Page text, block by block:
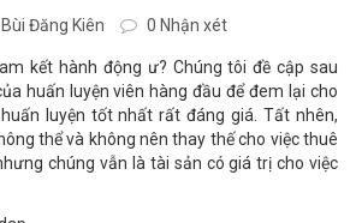
Bùi Đăng Kiên 0 Nhận xét
kết hành động ư? Chúng tôi đề cập sau
huấn luyện viên hàng đầu để đem lại cho
luyện tốt nhất rất đáng giá. Tất nhên,
thể và không nên thay thế cho việc thuê
chúng vẫn là tài sản có giá trị cho việc